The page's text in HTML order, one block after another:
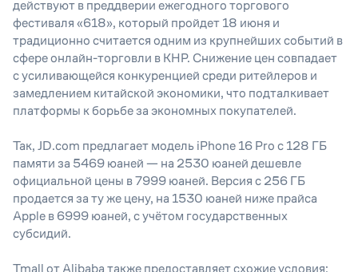
действуют в преддверии ежегодного торгового
фестиваля «618», который пройдет 18 июня и
традиционно считается одним из крупнейших событий в
сфере онлайн-торговли в КНР. Снижение цен совпадает
с усиливающейся конкуренцией среди ритейлеров и
замедлением китайской экономики, что подталкивает
платформы к борьбе за экономных покупателей.
Так, JD.com предлагает модель iPhone 16 Pro с 128 ГБ
памяти за 5469 юаней — на 2530 юаней дешевле
официальной цены в 7999 юаней. Версия с 256 ГБ
продается за ту же цену, на 1530 юаней ниже прайса
Apple в 6999 юаней, с учётом государственных
субсидий.
Tmall от Alibaba также предоставляет схожие условия: